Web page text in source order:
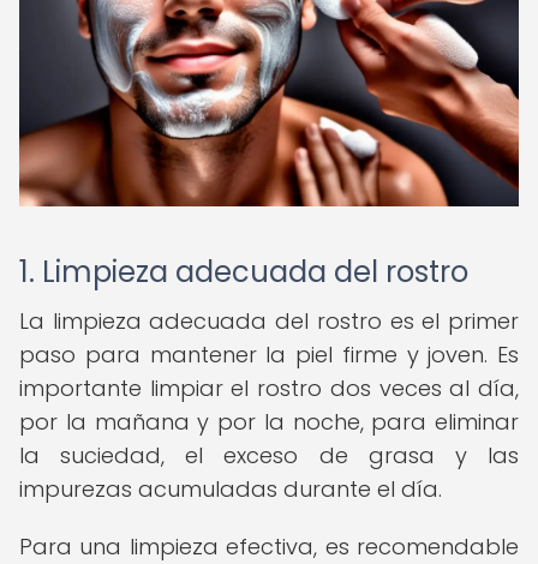
1. Limpieza adecuada del rostro
La limpieza adecuada del rostro es el primer
paso para mantener la piel firme y joven. Es
importante limpiar el rostro dos veces al día,
por la mañana y por la noche, para eliminar
la suciedad, el exceso de grasa y las
impurezas acumuladas durante el día.
Para una limpieza efectiva, es recomendable